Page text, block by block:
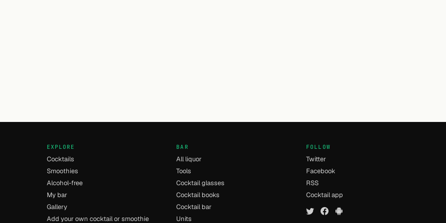
EXPLORE
Cocktails
Smoothies
Alcohol-free
My bar
Gallery
Add your own cocktail or smoothie
BAR
All liquor
Tools
Cocktail glasses
Cocktail books
Cocktail bar
Units
FOLLOW
Twitter
Facebook
RSS
Cocktail app